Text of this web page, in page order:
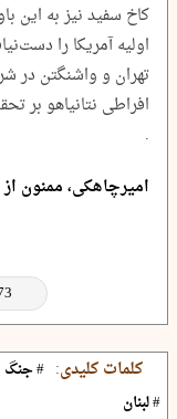
کاخ سفید نیز به این
اولیه آمریکا را
تهران و واشنگتن در
افراطی نتانیاهو بر
.
امیرچاهکی، ممنون
کلمات کلیدی: # جنگ
# لبنان